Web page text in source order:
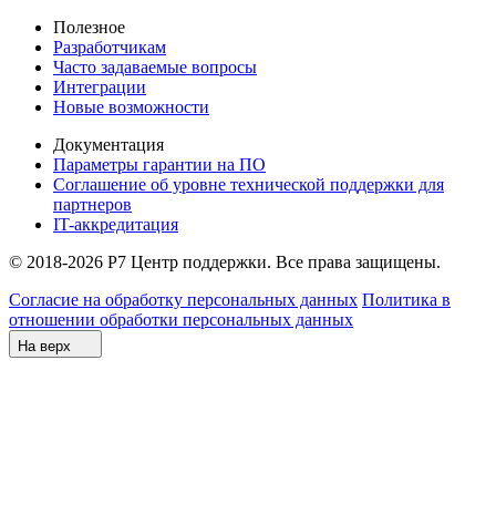
Полезное
Разработчикам
Часто задаваемые вопросы
Интеграции
Новые возможности
Документация
Параметры гарантии на ПО
Соглашение об уровне технической поддержки для
партнеров
IT-аккредитация
© 2018-2026 Р7 Центр поддержки. Все права защищены.
Согласие на обработку персональных данных Политика в
отношении обработки персональных данных
На верх